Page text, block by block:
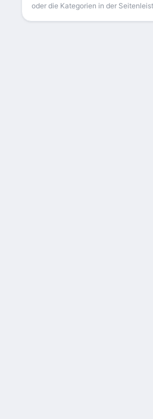
oder die Kategorien in der